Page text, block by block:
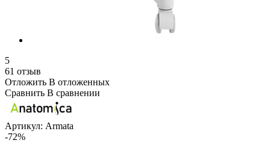
5
61 отзыв
Отложить В отложенных
Сравнить В сравнении
Артикул: Armata
-72%